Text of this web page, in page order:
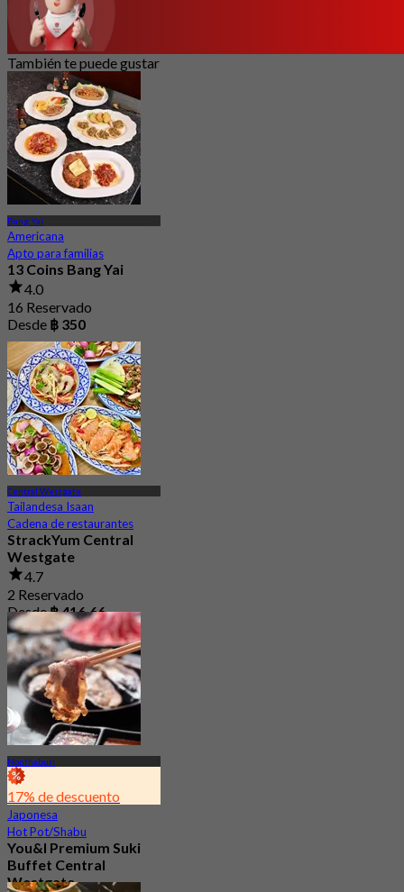
También te puede gustar
Bang Yai
Americana
Apto para familias
13 Coins Bang Yai
4.0
16 Reservado
Desde ฿ 350
Central Westgate
Tailandesa Isaan
Cadena de restaurantes
StrackYum Central
Westgate
4.7
2 Reservado
Desde฿ 416.66
Nonthaburi
17% de descuento
Japonesa
Hot Pot/Shabu
You&I Premium Suki
Buffet Central
Westgate